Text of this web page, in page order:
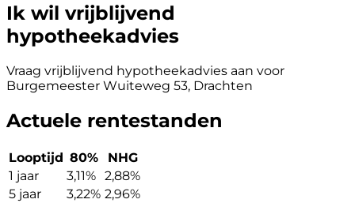
Ik wil vrijblijvend
hypotheekadvies
Vraag vrijblijvend hypotheekadvies aan voor
Burgemeester Wuiteweg 53, Drachten
Actuele rentestanden
Looptijd 80%
NHG
1 jaar
3,11% 2,88%
5 jaar
3,22% 2,96%